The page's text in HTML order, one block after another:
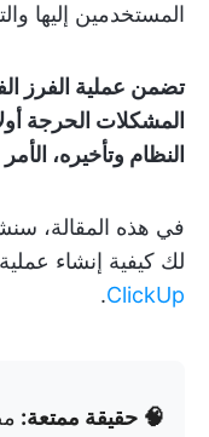
المستخدمين إليها
تضمن عملية الفرز
المشكلات الحرجة
النظام وتأخيره،
في هذه المقالة،
لك كيفية إنشاء
ClickUp
.
🧠 حقيقة ممتعة: